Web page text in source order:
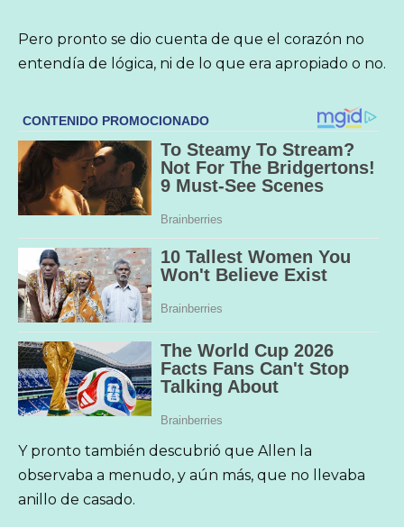
Pero pronto se dio cuenta de que el corazón no
entendía de lógica, ni de lo que era apropiado o no.
Y pronto también descubrió que Allen la
observaba a menudo, y aún más, que no llevaba
anillo de casado.